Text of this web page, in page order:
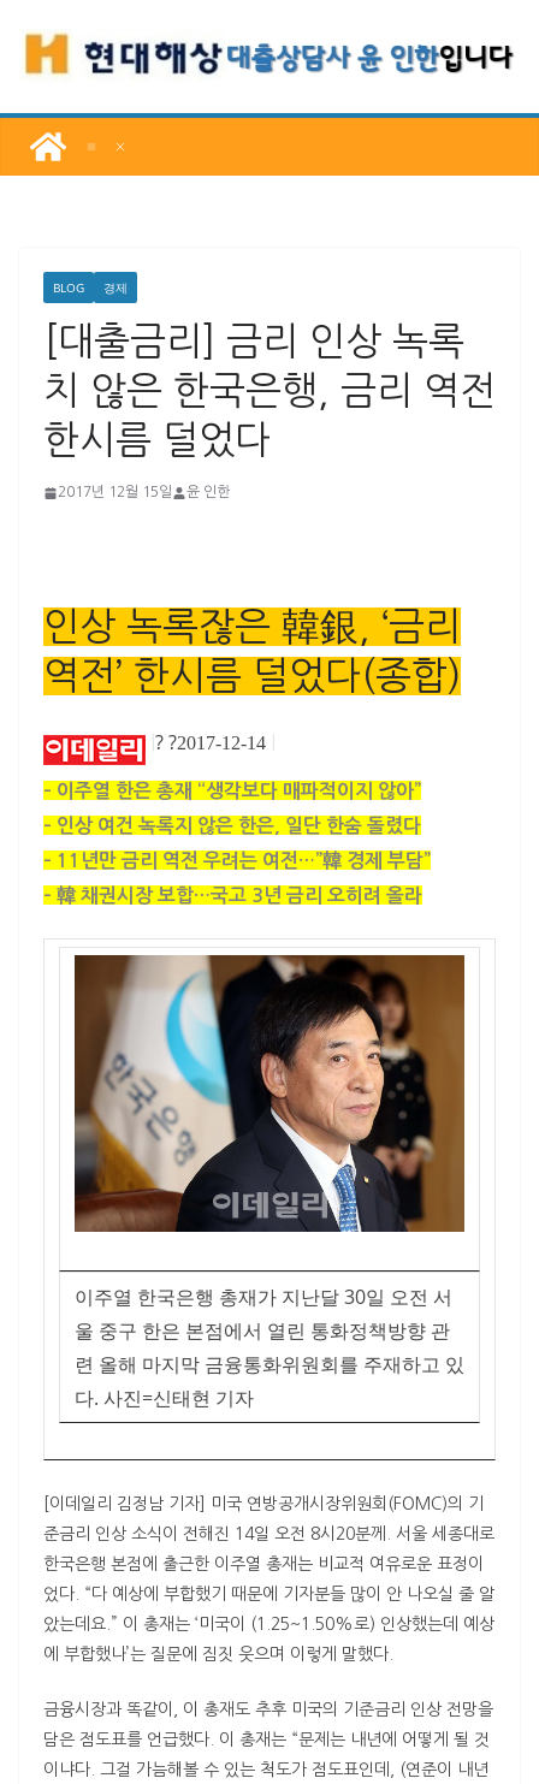
로
너
BLOG 경제
[대출금리] 금리 인상 녹록
치 않은 한국은행, 금리 역전
한시름 덜었다
2017년 12월 15일 윤 인한
인상 녹록잖은 韓銀, ‘금리
역전’ 한시름 덜었다(종합)
? ?2017-12-14
– 이주열 한은 총재 “생각보다 매파적이지 않아”
– 인상 여건 녹록지 않은 한은, 일단 한숨 돌렸다
– 11년만 금리 역전 우려는 여전…”韓 경제 부담”
– 韓 채권시장 보합…국고 3년 금리 오히려 올라
이주열 한국은행 총재가 지난달 30일 오전 서
울 중구 한은 본점에서 열린 통화정책방향 관
련 올해 마지막 금융통화위원회를 주재하고 있
다. 사진=신태현 기자
[이데일리 김정남 기자] 미국 연방공개시장위원회(FOMC)의 기
준금리 인상 소식이 전해진 14일 오전 8시20분께. 서울 세종대로
한국은행 본점에 출근한 이주열 총재는 비교적 여유로운 표정이
었다. “다 예상에 부합했기 때문에 기자분들 많이 안 나오실 줄 알
았는데요.” 이 총재는 ‘미국이 (1.25~1.50%로) 인상했는데 예상
에 부합했나’는 질문에 짐짓 웃으며 이렇게 말했다.
금융시장과 똑같이, 이 총재도 추후 미국의 기준금리 인상 전망을
담은 점도표를 언급했다. 이 총재는 “문제는 내년에 어떻게 될 것
이냐다. 그걸 가늠해볼 수 있는 척도가 점도표인데, (연준이 내년